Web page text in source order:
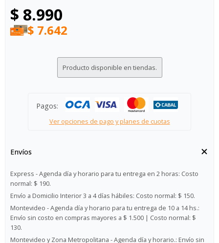
$ 8.990
$ 7.642
Producto disponible en tiendas.
Pagos:
Ver opciones de pago y planes de cuotas
Envíos
Express - Agenda día y horario para tu entrega en 2 horas: Costo
normal: $ 190.
Envío a Domicilio Interior 3 a 4 días hábiles: Costo normal: $ 150.
Montevideo - Agenda día y horario para tu entrega de 10 a 14 hs.:
Envío sin costo en compras mayores a $ 1.500 | Costo normal: $
130.
Montevideo y Zona Metropolitana - Agenda día y horario.: Envío sin